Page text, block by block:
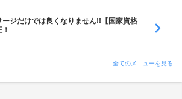
ージだけでは良くなりません!!【国家資格
全てのメニューを見る